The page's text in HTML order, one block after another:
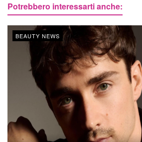
Potrebbero interessarti anche:
BEAUTY NEWS